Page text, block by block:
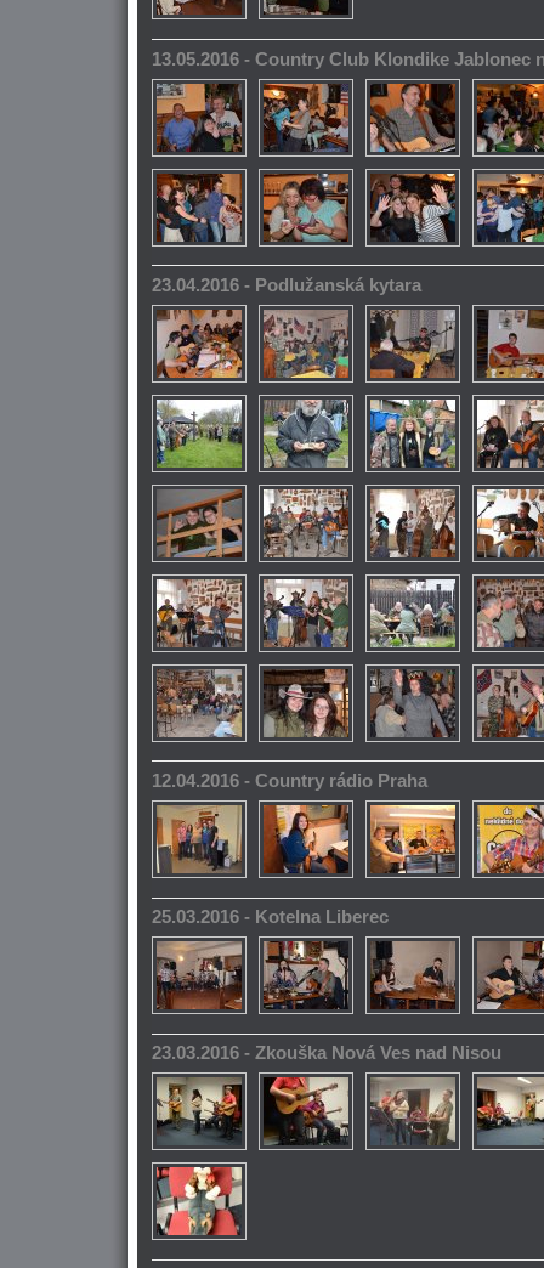
13.05.2016 - Country Club Klondike Jablonec
23.04.2016 - Podlužanská kytara
12.04.2016 - Country rádio Praha
25.03.2016 - Kotelna Liberec
23.03.2016 - Zkouška Nová Ves nad Nisou